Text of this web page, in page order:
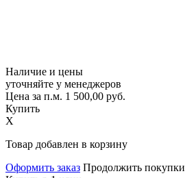
Наличие и цены
уточняйте у менеджеров
Цена за п.м. 1 500,00 руб.
Купить
X
Товар добавлен в корзину
Оформить заказ Продолжить покупки